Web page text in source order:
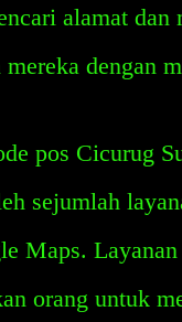
alamat dan
dengan
pos Cicurug
sejumlah
Maps.
orang untuk